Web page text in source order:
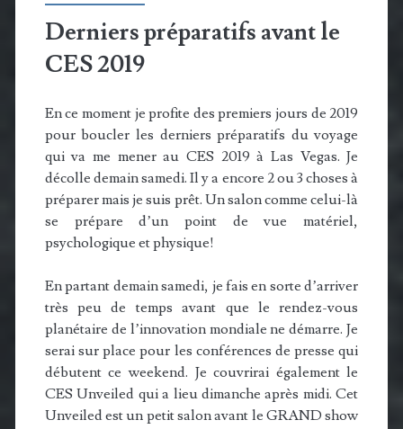
Derniers préparatifs avant le
CES 2019
En ce moment je profite des premiers jours de 2019
pour boucler les derniers préparatifs du voyage
qui va me mener au CES 2019 à Las Vegas. Je
décolle demain samedi. Il y a encore 2 ou 3 choses à
préparer mais je suis prêt. Un salon comme celui-là
se prépare d’un point de vue matériel,
psychologique et physique!
En partant demain samedi, je fais en sorte d’arriver
très peu de temps avant que le rendez-vous
planétaire de l’innovation mondiale ne démarre. Je
serai sur place pour les conférences de presse qui
débutent ce weekend. Je couvrirai également le
CES Unveiled qui a lieu dimanche après midi. Cet
Unveiled est un petit salon avant le GRAND show